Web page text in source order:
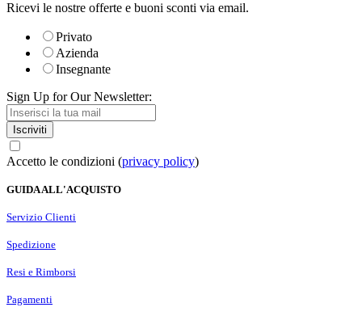
Ricevi le nostre offerte e buoni sconti via email.
Privato
Azienda
Insegnante
Sign Up for Our Newsletter:
Iscriviti
Accetto le condizioni (privacy policy)
GUIDA ALL'ACQUISTO
Servizio Clienti
Spedizione
Resi e Rimborsi
Pagamenti